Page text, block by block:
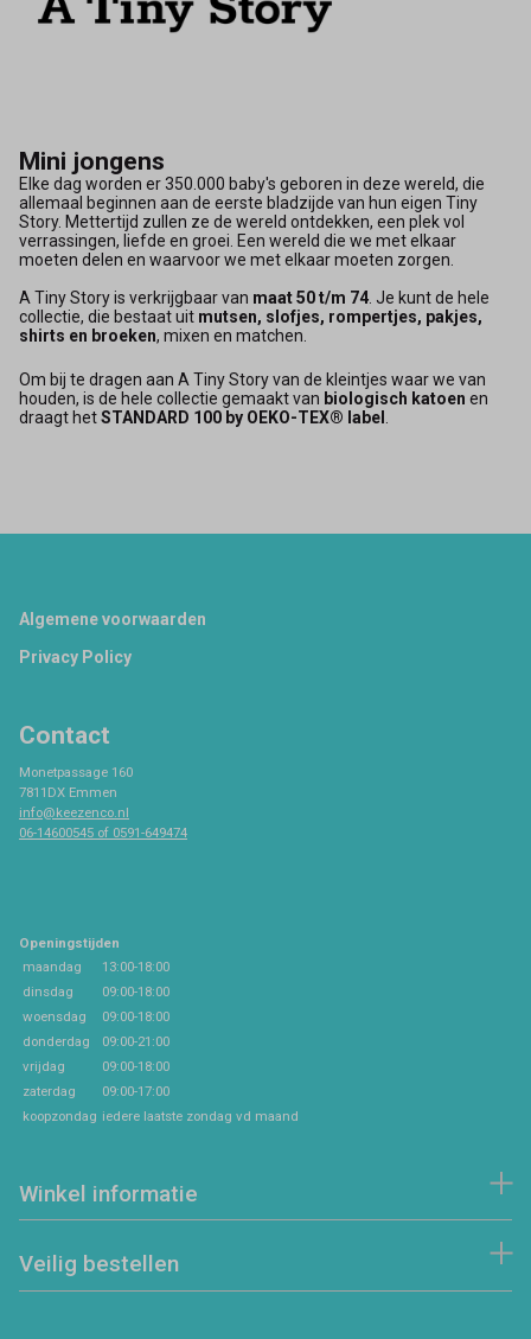
Mini jongens
Elke dag worden er 350.000 baby's geboren in deze wereld, die
allemaal beginnen aan de eerste bladzijde van hun eigen Tiny
Story. Mettertijd zullen ze de wereld ontdekken, een plek vol
verrassingen, liefde en groei. Een wereld die we met elkaar
moeten delen en waarvoor we met elkaar moeten zorgen.
A Tiny Story is verkrijgbaar van maat 50 t/m 74. Je kunt de hele
collectie, die bestaat uit mutsen, slofjes, rompertjes, pakjes,
shirts en broeken, mixen en matchen.
Om bij te dragen aan A Tiny Story van de kleintjes waar we van
houden, is de hele collectie gemaakt van biologisch katoen en
draagt hetSTANDARD 100 by OEKO-TEX® label .
Footer
Algemene voorwaarden
Privacy Policy
Contact
Monetpassage 160
7811DX Emmen
info@keezenco.nl
06-14600545 of 0591-649474
Openingstijden
maandag
13:00-18:00
dinsdag
09:00-18:00
woensdag
09:00-18:00
donderdag
09:00-21:00
vrijdag
09:00-18:00
zaterdag
09:00-17:00
koopzondag iedere laatste zondag vd maand
Winkel informatie
Veilig bestellen